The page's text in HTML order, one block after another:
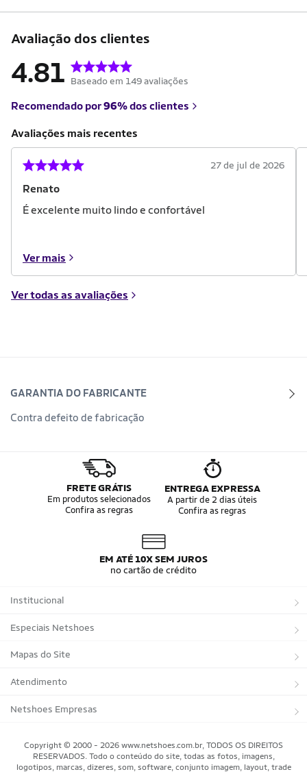
Avaliação dos clientes
4.81 Baseado em 149 avaliações
Recomendado por96%dos clientes
Avaliações mais recentes
Renato
27 de jul de 2026
É excelente muito lindo e confortável
Ver mais
Ver todas as avaliações
GARANTIA DO FABRICANTE
Contra defeito de fabricação
FRETE GRÁTIS
Em produtos selecionados
Confira as regras
ENTREGA EXPRESSA
A partir de 2 dias úteis
Confira as regras
EM ATÉ 10X SEM JUROS
no cartão de crédito
Institucional
Sobre a Netshoes
Política de Privacidade
Programa de Afiliados
Regulamentos
Programa de Integridade
Especiais Netshoes
Suplementos
Corrida
Bicicletas
Mapas do Site
Marcas
Tipos de Produtos
Atendimento
Trocas e devoluções
Minha Conta
Netshoes Empresas
Copyright © 2000 - 2026 www.netshoes.com.br, TODOS OS DIREITOS
RESERVADOS. Todo o conteúdo do site, todas as fotos, imagens,
logotipos, marcas, dizeres, som, software, conjunto imagem, layout, trade